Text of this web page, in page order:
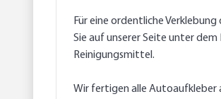
Für eine ordentliche
Sie auf unserer Seite unter
Reinigungsmittel.
Wir fertigen alle Autoaufkleber